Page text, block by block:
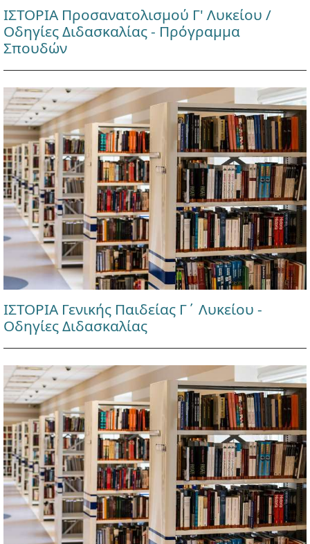
ΙΣΤΟΡΙΑ Προσανατολισμού Γ' Λυκείου /
Οδηγίες Διδασκαλίας - Πρόγραμμα
Σπουδών
ΙΣΤΟΡΙΑ Γενικής Παιδείας Γ΄ Λυκείου -
Οδηγίες Διδασκαλίας